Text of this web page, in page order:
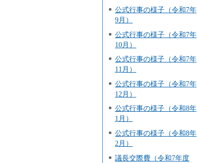
公式行事の様子（令和7年
9月）
公式行事の様子（令和7年
10月）
公式行事の様子（令和7年
11月）
公式行事の様子（令和7年
12月）
公式行事の様子（令和8年
1月）
公式行事の様子（令和8年
2月）
議長交際費（令和7年度